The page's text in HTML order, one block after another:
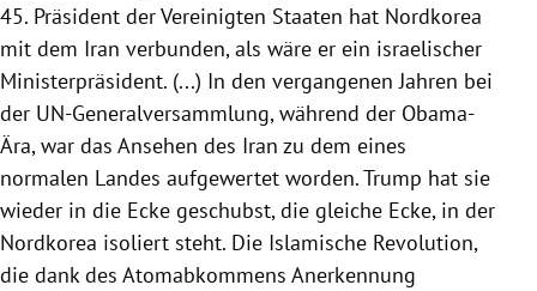
45. Präsident derVereinigten Staaten hat Nordkorea
mit dem Iran verbunden, als wäre er ein israelischer
Ministerpräsident. (...) In den vergangenen Jahren bei
der UN-Generalversammlung, während der Obama-
Ära, war das Ansehen des Iran zu dem eines
normalen Landes aufgewertet worden.Trump hat sie
wieder in die Ecke geschubst, die gleiche Ecke, in der
Nordkorea isoliert steht. Die Islamische Revolution,
die dank des Atomabkommens Anerkennung